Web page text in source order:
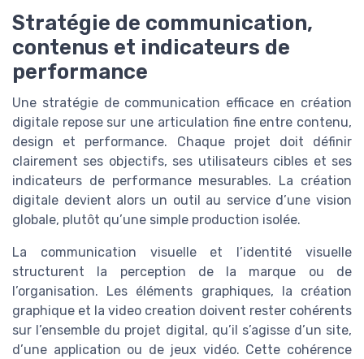
Stratégie de communication,
contenus et indicateurs de
performance
Une stratégie de communication efficace en création
digitale repose sur une articulation fine entre contenu,
design et performance. Chaque projet doit définir
clairement ses objectifs, ses utilisateurs cibles et ses
indicateurs de performance mesurables. La création
digitale devient alors un outil au service d’une vision
globale, plutôt qu’une simple production isolée.
La communication visuelle et l’identité visuelle
structurent la perception de la marque ou de
l’organisation. Les éléments graphiques, la création
graphique et la video creation doivent rester cohérents
sur l’ensemble du projet digital, qu’il s’agisse d’un site,
d’une application ou de jeux vidéo. Cette cohérence